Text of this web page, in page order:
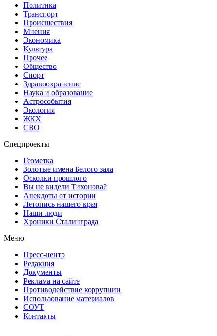
Политика
Транспорт
Происшествия
Мнения
Экономика
Культура
Прочее
Общество
Спорт
Здравоохранение
Наука и образование
Астрособытия
Экология
ЖКХ
СВО
Спецпроекты
Геометка
Золотые имена Белого зала
Осколки прошлого
Вы не видели Тихонова?
Анекдоты от истории
Летопись нашего края
Наши люди
Хроники Сталинграда
Меню
Пресс-центр
Редакция
Документы
Реклама на сайте
Противодействие коррупции
Использование материалов
СОУТ
Контакты